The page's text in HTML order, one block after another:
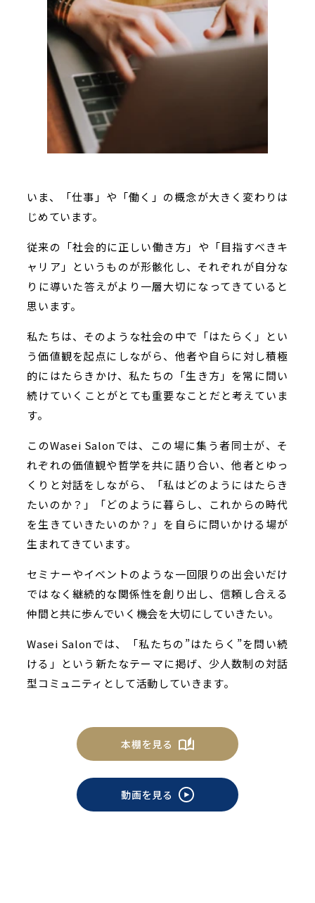
いま、「仕事」や「働く」の概念が大きく変わりは
じめています。
従来の「社会的に正しい働き方」や「目指すべきキ
ャリア」というものが形骸化し、それぞれが自分な
りに導いた答えがより一層大切になってきていると
思います。
私たちは、そのような社会の中で「はたらく」とい
う価値観を起点にしながら、他者や自らに対し積極
的にはたらきかけ、私たちの「生き方」を常に問い
続けていくことがとても重要なことだと考えていま
す。
このWasei Salonでは、この場に集う者同士が、そ
れぞれの価値観や哲学を共に語り合い、他者とゆっ
くりと対話をしながら、「私はどのようにはたらき
たいのか？」「どのように暮らし、これからの時代
を生きていきたいのか？」を自らに問いかける場が
生まれてきています。
セミナーやイベントのような一回限りの出会いだけ
ではなく継続的な関係性を創り出し、信頼し合える
仲間と共に歩んでいく機会を大切にしていきたい。
Wasei Salonでは、「私たちの”はたらく”を問い続
ける」という新たなテーマに掲げ、少人数制の対話
型コミュニティとして活動していきます。
本棚を見る
動画を見る